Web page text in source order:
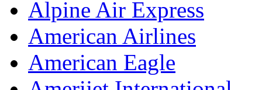
Alpine Air Express
American Airlines
American Eagle